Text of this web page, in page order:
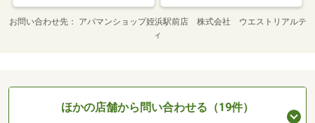
お問い合わせ先
アパマンショップ姪浜駅前店 株式会社 ウエストリアルテ
ィ
ほかの店舗から問い合わせる（19件）